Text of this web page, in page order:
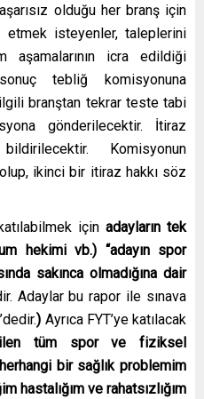
olduğu her branş için
etmek isteyenler, taleplerini
aşamalarının icra edildiği
tebliğ komisyonuna
branştan tekrar teste tabi
gönderilecektir. İtiraz
Komisyonun
ikinci bir itiraz hakkı söz
içinadayların tek
hekimi vb.) “adayın spor
sakınca olmadığına dair
Adaylar bu rapor ile sınava
’dedir.) Ayrıca FYT’ye katılacak
tüm spor ve fiziksel
bir sağlık problemim
hastalığım ve rahatsızlığım